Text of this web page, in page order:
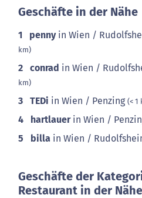
Geschäfte in der Nähe
1 pennyin Wien /
km)
2 conrad in Wien /
km)
3 TEDi in Wien / Penzing (< 1
4 hartlauerin Wien /
5 billa in Wien /
Geschäfte der
Restaurant in der Nähe